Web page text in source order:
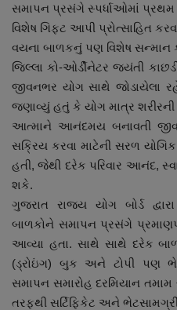
સમાપન પ્રસંગે સ્પર્ધાઓમાં
વિશેષ ગિફ્ટ આપી પ્રોત્સાહિત
વયના બાળકનું પણ વિશેષ સન્માન
જિલ્લા કો-ઓર્ડીનેટર જયંતી
જીવનભર યોગ સાથે જોડાયેલા
જણાવ્યું હતું કે યોગ માત્ર
આત્માને આનંદમય બનાવતી
સક્રિય કરવા માટેની સરળ
હતી, જેથી દરેક પરિવાર આનંદ,
શકે.
ગુજરાત રાજ્ય યોગ બોર્ડ
બાળકોને સમાપન પ્રસંગે
આવ્યા હતા. સાથે સાથે દરેક
(ડ્રોઇંગ) બુક અને ટોપી પણ
સમાપન સમારોહ દરમિયાન
તરફથી સર્ટિફિકેટ અને